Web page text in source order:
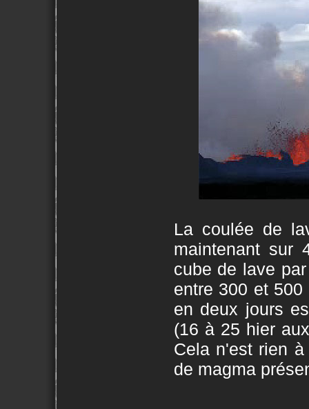
La coulée de
maintenant sur
cube de lave
entre 300 et
en deux jours
(16 à 25 hier
Cela n'est rien
de magma